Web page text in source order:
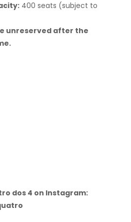
400 seats (subject to
unreserved after the
dos 4 on Instagram: